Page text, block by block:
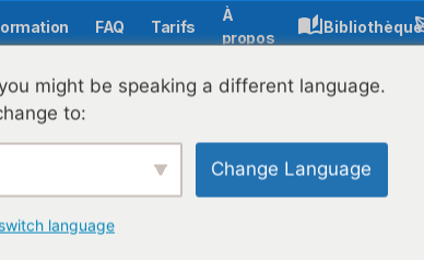
FAQ Tarifs
À
propos
Bibliothèque
de Microsoft
might be speaking a different language.
to:
Change Language
language